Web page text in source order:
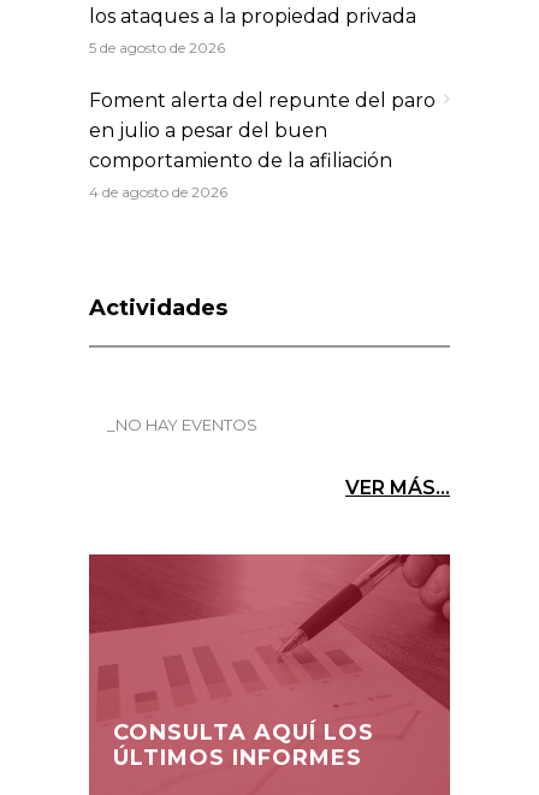
los ataques a la propiedad privada
5 de agosto de 2026
Foment alerta del repunte del paro
en julio a pesar del buen
comportamiento de la afiliación
4 de agosto de 2026
Actividades
_NO HAY EVENTOS
VER MÁS...
CONSULTA AQUÍ LOS
ÚLTIMOS INFORMES